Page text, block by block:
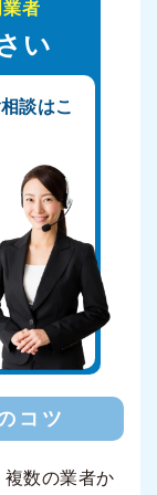
者
い
談はこ
コツ
数の業者か